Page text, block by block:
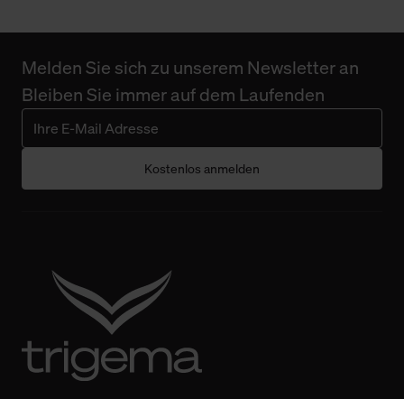
Melden Sie sich zu unserem Newsletter an
Bleiben Sie immer auf dem Laufenden
Kostenlos anmelden